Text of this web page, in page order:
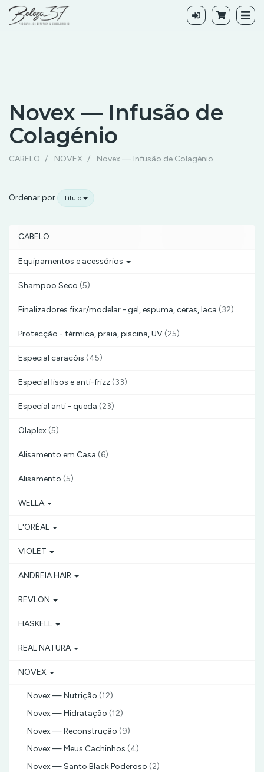
Novex — Infusão de
Colagénio
Novex
—
Infusão
Colagénio
CABELO NOVEX Novex — Infusão de Colagénio
Ordenar por Título
CABELO
Equipamentos e acessórios
Shampoo Seco (5)
Finalizadores fixar/modelar - gel, espuma, ceras, laca (32)
Protecção - térmica, praia, piscina, UV (25)
Especial caracóis (45)
Especial lisos e anti-frizz (33)
Especial anti - queda (23)
Olaplex (5)
Alisamento em Casa (6)
Alisamento (5)
WELLA
L'ORÉAL
VIOLET
ANDREIA HAIR
REVLON
HASKELL
REAL NATURA
NOVEX
Novex — Nutrição (12)
Novex — Hidratação (12)
Novex — Reconstrução (9)
Novex — Meus Cachinhos (4)
Novex — Santo Black Poderoso (2)